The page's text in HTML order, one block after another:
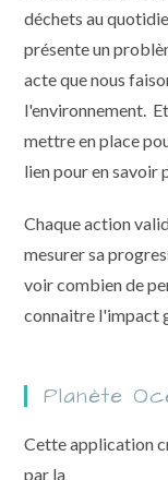
déchets au
présente un
acte que nous
l'environnement.
mettre en place
lien pour en savoir
Chaque action
mesurer sa
voir combien de
connaitre l'impact
Planète
Cette application
par la